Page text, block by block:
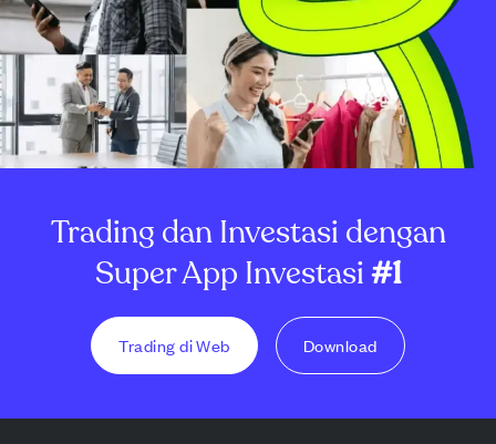
Trading dan Investasi dengan
Super App Investasi#1
Trading di Web Download